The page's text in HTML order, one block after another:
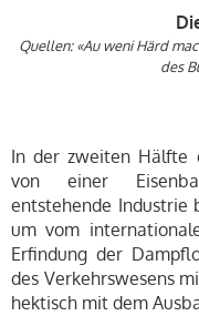
Quellen: «Au weni Härd
des
In der zweiten Hälfte
von einer
entstehende Industrie
um vom
Erfindung der
des Verkehrswesens
hektisch mit dem